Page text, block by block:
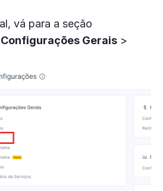
vá para a seção
Configurações Gerais >